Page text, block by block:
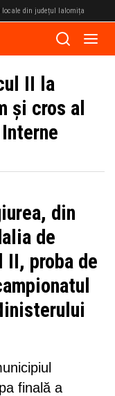
locale din județul Ialomița
II la
şi cros al
din
de
proba de
finală a